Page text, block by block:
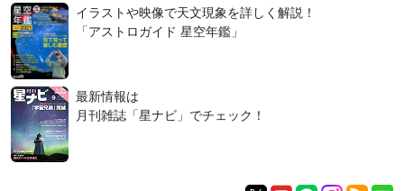
イラストや映像で天文現象を詳しく解説！
「アストロガイド 星空年鑑」
最新情報は
月刊雑誌「星ナビ」でチェック！